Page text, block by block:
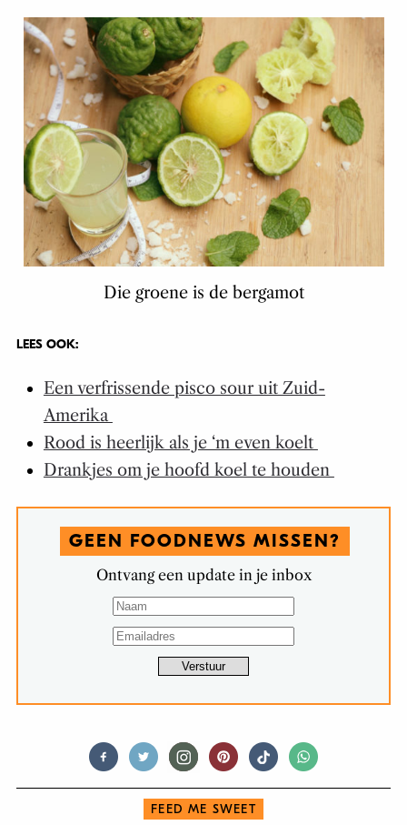
Die groene is de bergamot
LEES OOK:
Een verfrissende pisco sour uit Zuid-
Amerika
Rood is heerlijk als je ‘m even koelt
Drankjes om je hoofd koel te houden
GEEN FOODNEWS MISSEN?
Ontvang een update in je inbox
FEED ME SWEET